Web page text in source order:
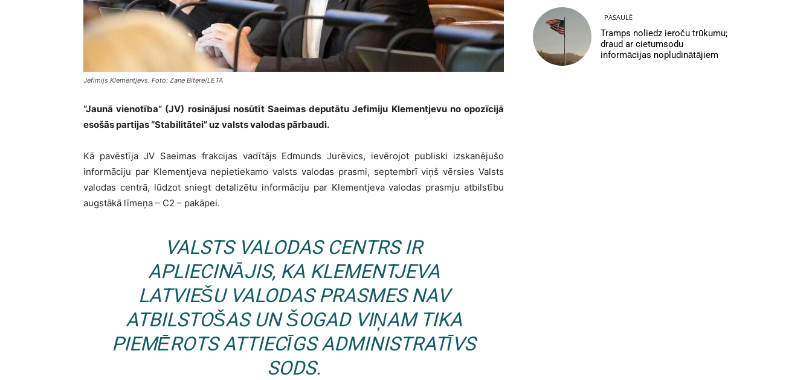
Jefimijs Klementjevs. Foto: Zane Bitere/LETA
“Jaunā vienotība” (JV) rosinājusi nosūtīt Saeimas deputātu Jefimiju Klementjevu no opozīcijā
esošās partijas “Stabilitātei” uz valsts valodas pārbaudi.
Kā pavēstīja JV Saeimas frakcijas vadītājs Edmunds Jurēvics, ievērojot publiski izskanējušo
informāciju par Klementjeva nepietiekamo valsts valodas prasmi, septembrī viņš vērsies Valsts
valodas centrā, lūdzot sniegt detalizētu informāciju par Klementjeva valodas prasmju atbilstību
augstākā līmeņa – C2 – pakāpei.
VALSTS VALODAS CENTRS IR
APLIECINĀJIS, KA KLEMENTJEVA
LATVIEŠU VALODAS PRASMES NAV
ATBILSTOŠAS UN ŠOGAD VIŅAM TIKA
PIEMĒROTS ATTIECĪGS ADMINISTRATĪVS
SODS.
PASAULĒ
Tramps noliedz ieroču trūkumu;
draud ar cietumsodu
informācijas nopludinātājiem